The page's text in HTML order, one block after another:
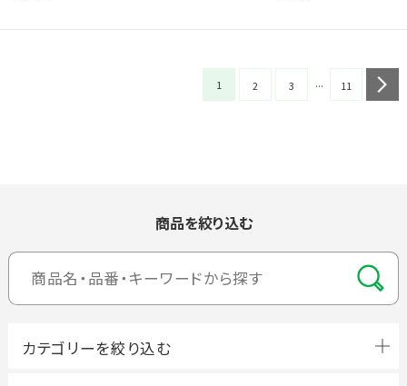
1 2 3 ... 11
商品を絞り込む